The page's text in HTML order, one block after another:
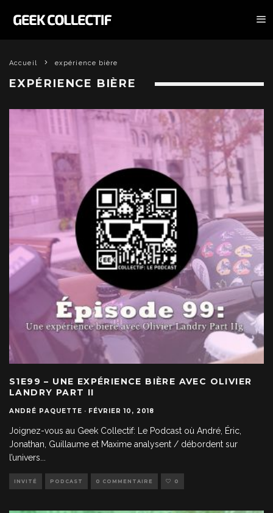
Accueil expérience bière
EXPÉRIENCE BIÈRE
S1E99 – UNE EXPÉRIENCE BIÈRE AVEC OLIVIER
LANDRY PART II
ANDRÉ PAQUETTE · FÉVRIER 10, 2018
Joignez-vous au Geek Collectif: Le Podcast où André, Éric,
Jonathan, Guillaume et Maxime analysent / débordent sur
l’univers
INVITÉ PODCAST 0 COMMENTAIRE 0